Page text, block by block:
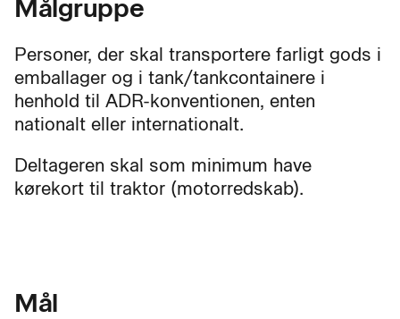
Målgruppe
Personer, der skal transportere farligt gods i
emballager og i tank/tankcontainere i
henhold til ADR-konventionen, enten
nationalt eller internationalt.
Deltageren skal som minimum have
kørekort til traktor (motorredskab).
Mål